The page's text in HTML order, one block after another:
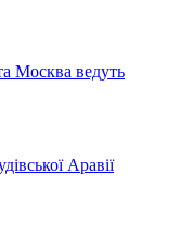
Москва ведуть
Аравії